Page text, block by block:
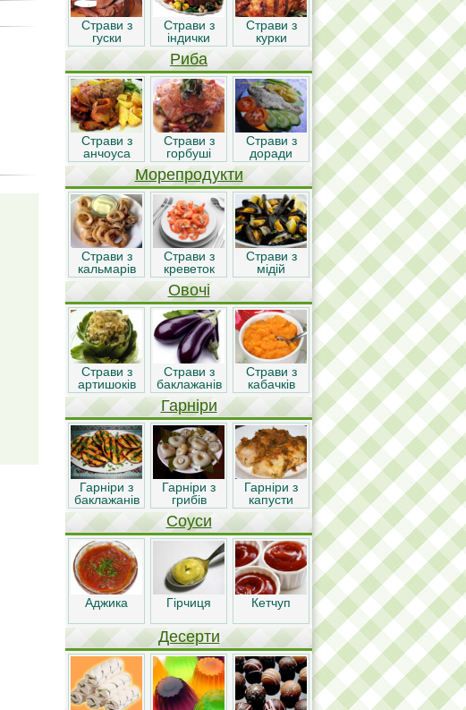
Страви з
гуски
Страви з
індички
Страви з
курки
Риба
Страви з
анчоуса
Страви з
горбуші
Страви з
доради
Морепродукти
Страви з
кальмарів
Страви з
креветок
Страви з
мідій
Овочі
Страви з
артишоків
Страви з
баклажанів
Страви з
кабачків
Гарніри
Гарніри з
баклажанів
Гарніри з
грибів
Гарніри з
капусти
Соуси
Аджика Гірчиця Кетчуп
Десерти